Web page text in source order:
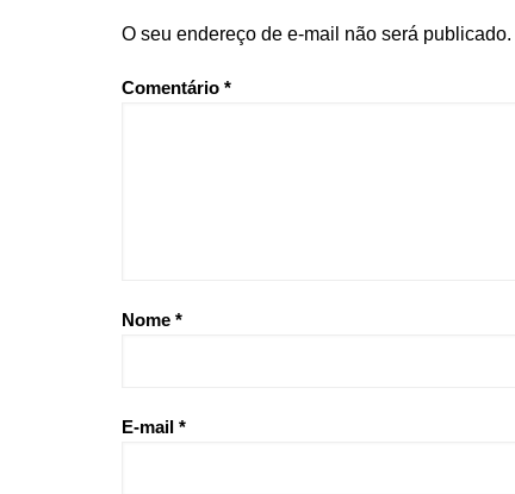
O seu endereço de e-mail não será publicado.
Comentário *
Nome *
E-mail *